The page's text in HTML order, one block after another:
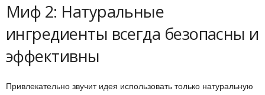
Миф 2: Натуральные
ингредиенты всегда безопасны и
эффективны
Привлекательно звучит идея использовать только натуральную